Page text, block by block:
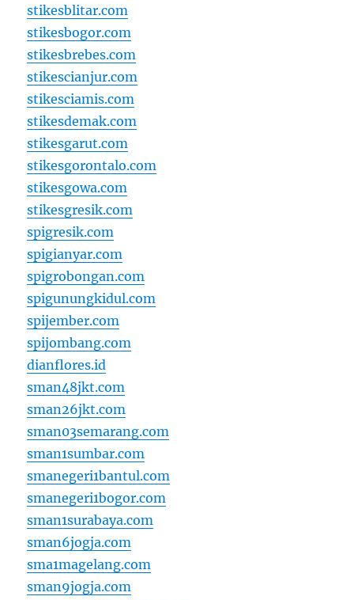
stikesblitar.com
stikesbogor.com
stikesbrebes.com
stikescianjur.com
stikesciamis.com
stikesdemak.com
stikesgarut.com
stikesgorontalo.com
stikesgowa.com
stikesgresik.com
spigresik.com
spigianyar.com
spigrobongan.com
spigunungkidul.com
spijember.com
spijombang.com
dianflores.id
sman48jkt.com
sman26jkt.com
sman03semarang.com
sman1sumbar.com
smanegeri1bantul.com
smanegeri1bogor.com
sman1surabaya.com
sman6jogja.com
sma1magelang.com
sman9jogja.com